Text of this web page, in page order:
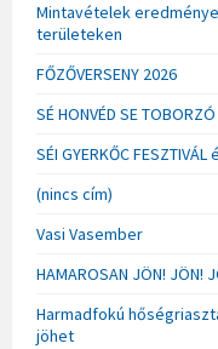
Mintavételek
területeken
FŐZŐVERSENY 2026
SÉ HONVÉD SE TOBORZÓ
SÉI GYERKŐC
(nincs cím)
Vasi Vasember
HAMAROSAN JÖN! JÖN!
Harmadfokú
jöhet